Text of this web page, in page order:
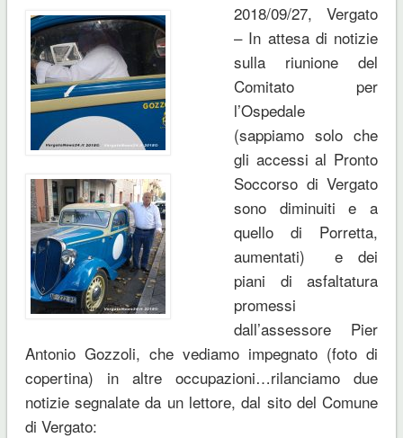
2018/09/27, Vergato
– In attesa di notizie
sulla riunione del
Comitato per
l’Ospedale
(sappiamo solo che
gli accessi al Pronto
Soccorso di Vergato
sono diminuiti e a
quello di Porretta,
aumentati) e dei
piani di asfaltatura
promessi
dall’assessore Pier
Antonio Gozzoli, che vediamo impegnato (foto di
copertina) in altre occupazioni…rilanciamo due
notizie segnalate da un lettore, dal sito del Comune
di Vergato: